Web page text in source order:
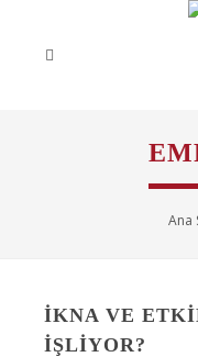
Ana
İKNA VE
İŞLIYOR?